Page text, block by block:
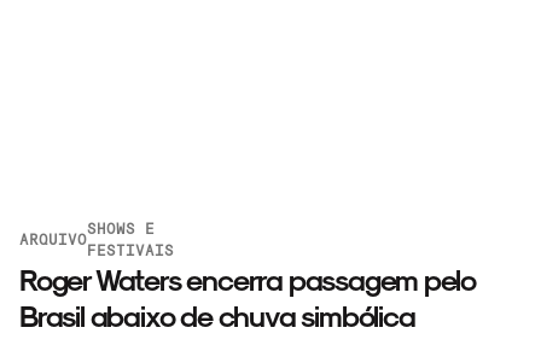
ARQUIVO
SHOWS E
FESTIVAIS
Roger Waters encerra passagem pelo
Brasil abaixo de chuva simbólica